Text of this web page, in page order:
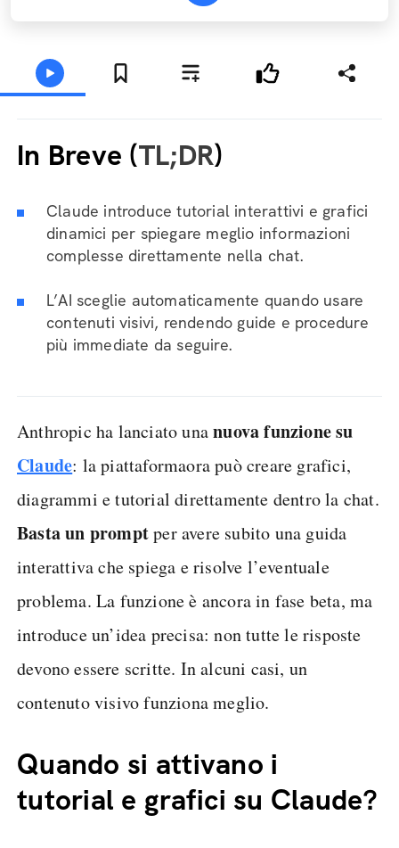
In Breve (TL;DR)
Claude introduce tutorial interattivi e grafici
dinamici per spiegare meglio informazioni
complesse direttamente nella chat.
L’AI sceglie automaticamente quando usare
contenuti visivi, rendendo guide e procedure
più immediate da seguire.
Anthropic ha lanciato unanuova funzione su
Claude: la piattaformaora può creare grafici,
diagrammi e tutorial direttamente dentro la chat.
Basta un promptper avere subito una guida
interattiva che spiega e risolve l’eventuale
problema. La funzione è ancora in fase beta, ma
introduce un’idea precisa: non tutte le risposte
devono essere scritte. In alcuni casi, un
contenuto visivo funziona meglio.
Quando si attivano i
tutorial e grafici su Claude?